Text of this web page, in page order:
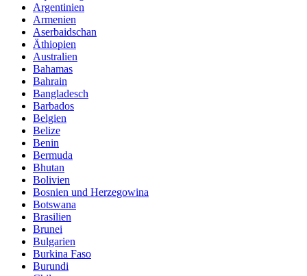
Argentinien
Armenien
Aserbaidschan
Äthiopien
Australien
Bahamas
Bahrain
Bangladesch
Barbados
Belgien
Belize
Benin
Bermuda
Bhutan
Bolivien
Bosnien und Herzegowina
Botswana
Brasilien
Brunei
Bulgarien
Burkina Faso
Burundi